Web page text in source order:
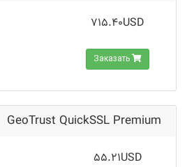
715.40USD
Заказать
GeoTrust QuickSSL Premium
55.21USD